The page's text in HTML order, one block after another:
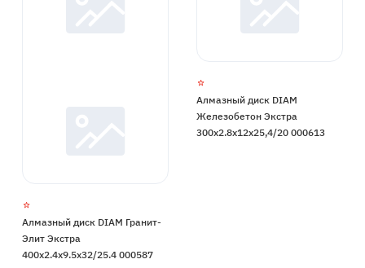
Алмазный диск DIAM Гранит-
Элит Экстра
400x2.4x9.5x32/25.4 000587
Алмазный диск DIAM
Железобетон Экстра
300x2.8x12x25,4/20 000613